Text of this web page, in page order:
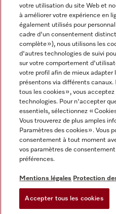
Informations légales
CGV
Conditions d’utilisation
Déclaration d'accessibilité
Digital Services Act
Miele sur Instagram
Miele sur Youtube
votre utilisation du site Web et
à améliorer votre expérience en
également utilisés pour
cadre d'un consentement
complète »), nous utilisons les
d'autres technologies de suivi
sur votre comportement
votre profil afin de mieux adapter
présentons via différents
tous les cookies », vous
technologies. Pour n'accepter
essentiels, sélectionnez «
Vous trouverez de plus amples
Paramètres des cookies ». Vous
consentement à tout moment
vos paramètres de
préférences.
Mentions légales Protection
Accepter tous les cookies